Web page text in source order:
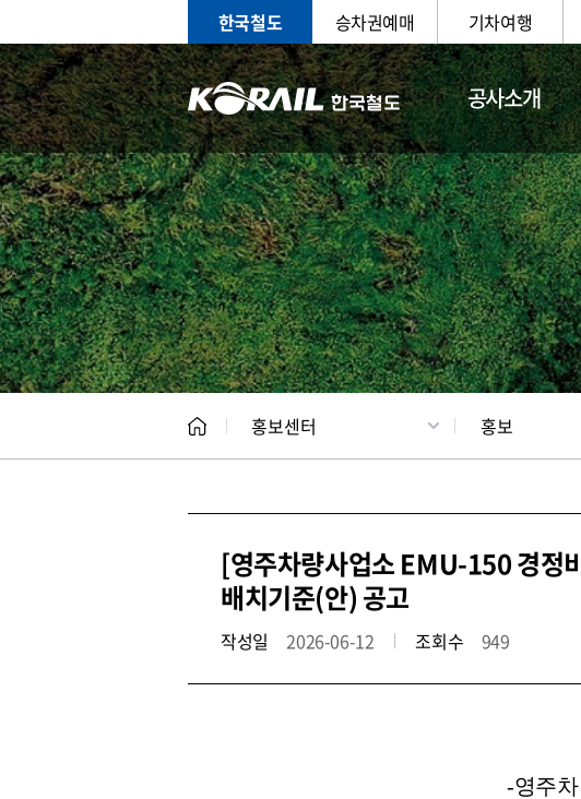
한국철도 승차권예매 기차여행
공사소개
홍보 문화사업
홍보센터 홍보
[영주차량사업소 EMU-150 경정
배치기준(안) 공고
작성일 2026-06-12 조회수 949
-영주